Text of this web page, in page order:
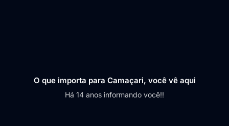
O que importa para Camaçari, você vê aqui
Há 14 anos informando você!!